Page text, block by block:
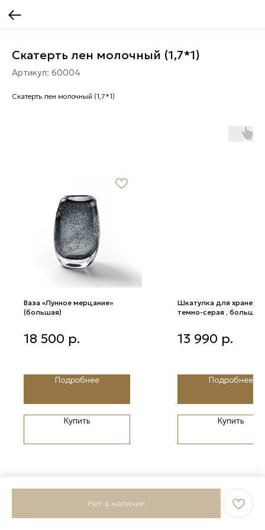
Скатерть лен молочный (1,7*1)
Артикул: 60004
Нет в наличии
Скатерть лен молочный (1,7*1)
Ваза «Лунное мерцание»
(большая)
(большая)
18 500 р.
Подробнее
Купить
Шкатулка для
темно-серая , большая
темно-серая , большая
13 990 р.
Подробнее
Купить